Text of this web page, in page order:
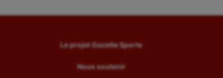
Le projet Gazette Sports
Nous soutenir